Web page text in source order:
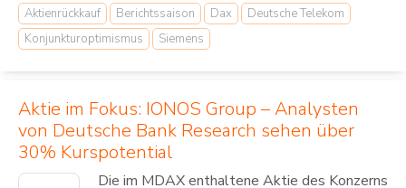
Aktienrückkauf Berichtssaison Dax
Deutsche Telekom
Konjunkturoptimismus
Siemens
Aktie im Fokus: IONOS Group – Analysten
von Deutsche Bank Research sehen über
30% Kurspotential
Die im MDAX enthaltene Aktie des Konzerns